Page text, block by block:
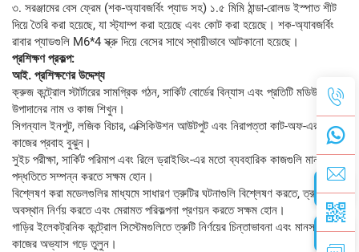
৩. সরঞ্জামের বেস ফ্রেম (শক-অ্যাবজর্বিং প্যাড সহ) ১.৫ মিমি ঠান্ডা-রোলড ইস্পাত শীট
দিয়ে তৈরি করা হয়েছে, যা স্ট্যাম্প করা হয়েছে এবং কোট করা হয়েছে। শক-অ্যাবজর্বিং
রাবার প্যাডগুলি M6*4 স্ক্রু দিয়ে বেসের সাথে স্থায়ীভাবে আটকানো হয়েছে।
প্রশিক্ষণ প্রকল্প:
আই. প্রশিক্ষণের উদ্দেশ্য
ক্রুজ কন্ট্রোল স্টার্টারের সামগ্রিক গঠন, সার্কিট বোর্ডের বিন্যাস এবং প্রতিটি মডিউল
উপাদানের নাম ও কাজ শিখুন।
সিগন্যাল ইনপুট, লজিক বিচার, এক্সিকিউশন আউটপুট এবং নিরাপত্তা কাট-অফ-এর সম্পূর্ণ
কাজের প্রবাহ বুঝুন।
সুইচ পরীক্ষা, সার্কিট পরিমাপ এবং রিলে ড্রাইভিং-এর মতো ব্যবহারিক কাজগুলি মানসম্মত
পদ্ধতিতে সম্পন্ন করতে সক্ষম হোন।
বিশ্লেষণ করা মডেলগুলির মাধ্যমে সাধারণ ত্রুটির ঘটনাগুলি বিশ্লেষণ করতে, ত্রুটির
অবস্থান নির্ণয় করতে এবং মেরামত পরিকল্পনা প্রণয়ন করতে সক্ষম হোন।
গাড়ির ইলেকট্রনিক কন্ট্রোল সিস্টেমগুলিতে ত্রুটি নির্ণয়ের চিন্তাভাবনা এবং মানসম্মত
কাজের অভ্যাস গড়ে তুলুন।